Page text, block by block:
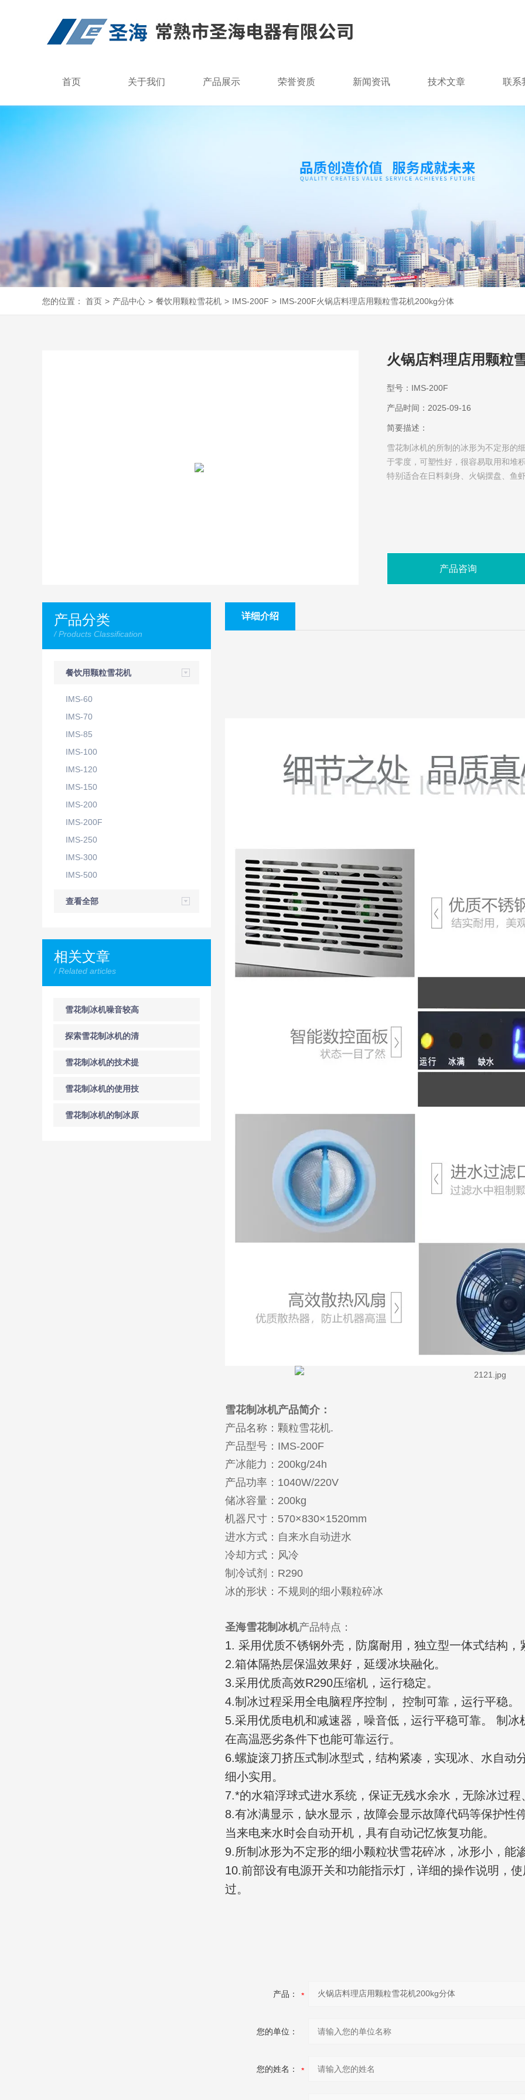
首页 关于我们 产品展示 荣誉资质 新闻资讯 技术文章 联系
您的位置： 首页 > 产品中心 > 餐饮用颗粒雪花机 > IMS-200F > IMS-200F火锅店料理店用颗粒雪花机200kg分体
火锅店料理店用颗粒
型号：IMS-200F
产品时间：2025-09-16
简要描述：
雪花制冰机的所制的冰形为不定形的
于零度，可塑性好，很容易取用和堆
特别适合在日料刺身、火锅摆盘、鱼
产品咨询
产品分类
/ Products Classification
餐饮用颗粒雪花机
IMS-60
IMS-70
IMS-85
IMS-100
IMS-120
IMS-150
IMS-200
IMS-200F
IMS-250
IMS-300
IMS-500
查看全部
相关文章
/ Related articles
雪花制冰机噪音较高
可能由以下原因引起
探索雪花制冰机的清
洗与维护方法
雪花制冰机的技术提
升空间
雪花制冰机的使用技
巧
雪花制冰机的制冰原
详细介绍
雪花制冰机产品简介：
产品名称：颗粒雪花机.
产品型号：IMS-200F
产冰能力：200kg/24h
产品功率：1040W/220V
储冰容量：200kg
机器尺寸：570×830×1520mm
进水方式：自来水自动进水
冷却方式：风冷
制冷试剂：R290
冰的形状：不规则的细小颗粒碎冰
圣海雪花制冰机产品特点：
1. 采用优质不锈钢外壳，防腐耐用，独立型一体式结构，
2.箱体隔热层保温效果好，延缓冰块融化。
3.采用优质高效R290压缩机，运行稳定。
4.制冰过程采用全电脑程序控制， 控制可靠，运行平稳。
5.采用优质电机和减速器，噪音低，运行平稳可靠。 制
在高温恶劣条件下也能可靠运行。
6.螺旋滚刀挤压式制冰型式，结构紧凑，实现冰、水自动
细小实用。
7.*的水箱浮球式进水系统，保证无残水余水，无除冰过
8.有冰满显示，缺水显示，故障会显示故障代码等保护性
当来电来水时会自动开机，具有自动记忆恢复功能。
9.所制冰形为不定形的细小颗粒状雪花碎冰，冰形小，能
10.前部设有电源开关和功能指示灯，详细的操作说明，
过。
产品：
您的单位：
您的姓名：